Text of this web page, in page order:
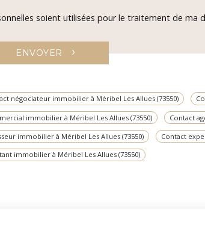
soient utilisées pour le traitement de ma
ENVOYER ›
négociateur immobilier à Méribel Les Allues (73550)
immobilier à Méribel Les Allues (73550) Contact
immobilier à Méribel Les Allues (73550) Contact
immobilier à Méribel Les Allues (73550)